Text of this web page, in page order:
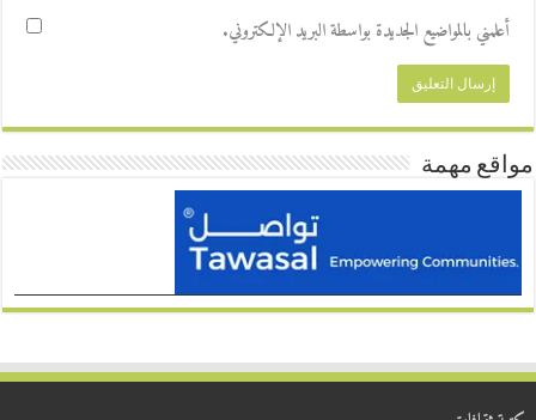
أعلمني بالمواضيع الجديدة بواسطة البريد الإلكتروني.
مواقع مهمة